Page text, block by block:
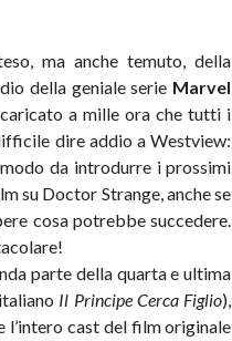
ma anche temuto, della
della geniale serie Marvel
caricato a mille ora che tutti i
dire addio a Westview:
da introdurre i prossimi
su Doctor Strange, anche se
cosa potrebbe succedere.
parte della quarta e ultima
Il Principe Cerca Figlio),
l’intero cast del film originale